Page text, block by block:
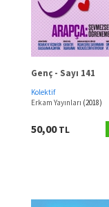
Genç - Sayı 141
Kolektif
Erkam Yayınları (2018)
50,00TL